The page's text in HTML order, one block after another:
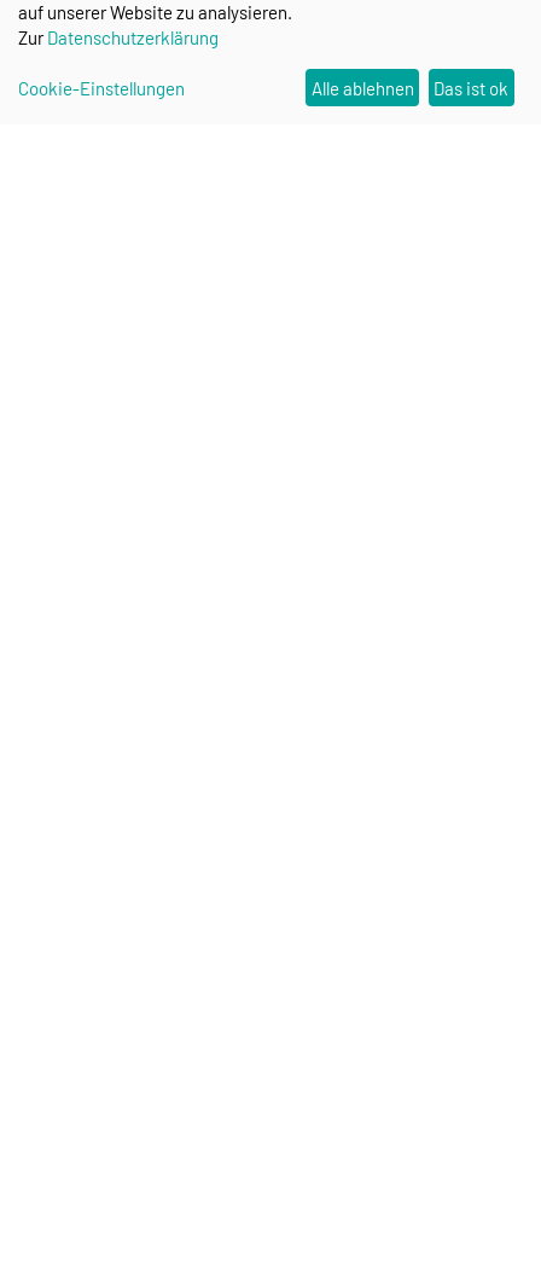
Weitere Informationen zum Projekt könnenhier erhalten
auf unserer Website zu analysieren.
ZurDatenschutzerklärung
Cookie-Einstellungen Alle ablehnen Das ist ok